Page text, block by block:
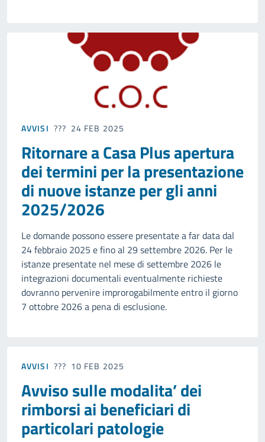
AVVISI 24 FEB 2025
Ritornare a Casa Plus apertura
dei termini per la presentazione
di nuove istanze per gli anni
2025/2026
Le domande possono essere presentate a far data dal
24 febbraio 2025 e fino al 29 settembre 2026. Per le
istanze presentate nel mese di settembre 2026 le
integrazioni documentali eventualmente richieste
dovranno pervenire improrogabilmente entro il giorno
7 ottobre 2026 a pena di esclusione.
AVVISI 10 FEB 2025
Avviso sulle modalita’ dei
rimborsi ai beneficiari di
particolari patologie